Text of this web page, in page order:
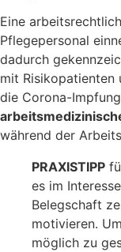
Eine
Pflegepersonal
dadurch
mit Risikopatienten
die Corona-
während der
PRAXISTIPP
es im
Belegschaft
motivieren.
möglich zu